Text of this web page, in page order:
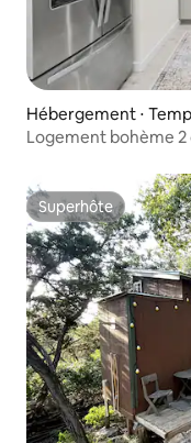
Hébergement ⋅
Logement bohème 2
Superhôte
Superhôte